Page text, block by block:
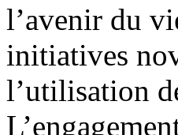
l’avenir du
initiatives
l’utilisation